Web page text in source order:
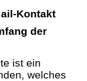
Kontakt
der
ist ein
welches